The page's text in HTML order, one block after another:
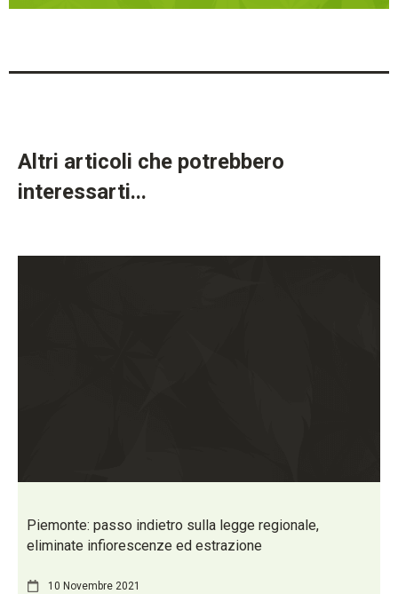
Altri articoli che potrebbero
interessarti...
Piemonte: passo indietro sulla legge regionale,
eliminate infiorescenze ed estrazione
10 Novembre 2021